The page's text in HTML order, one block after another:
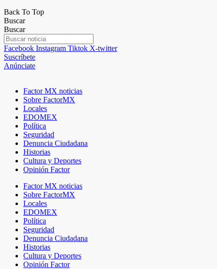
Back To Top
Buscar
Buscar
Facebook Instagram Tiktok X-twitter
Suscríbete
Anúnciate
Factor MX noticias
Sobre FactorMX
Locales
EDOMEX
Política
Seguridad
Denuncia Ciudadana
Historias
Cultura y Deportes
Opinión Factor
Factor MX noticias
Sobre FactorMX
Locales
EDOMEX
Política
Seguridad
Denuncia Ciudadana
Historias
Cultura y Deportes
Opinión Factor